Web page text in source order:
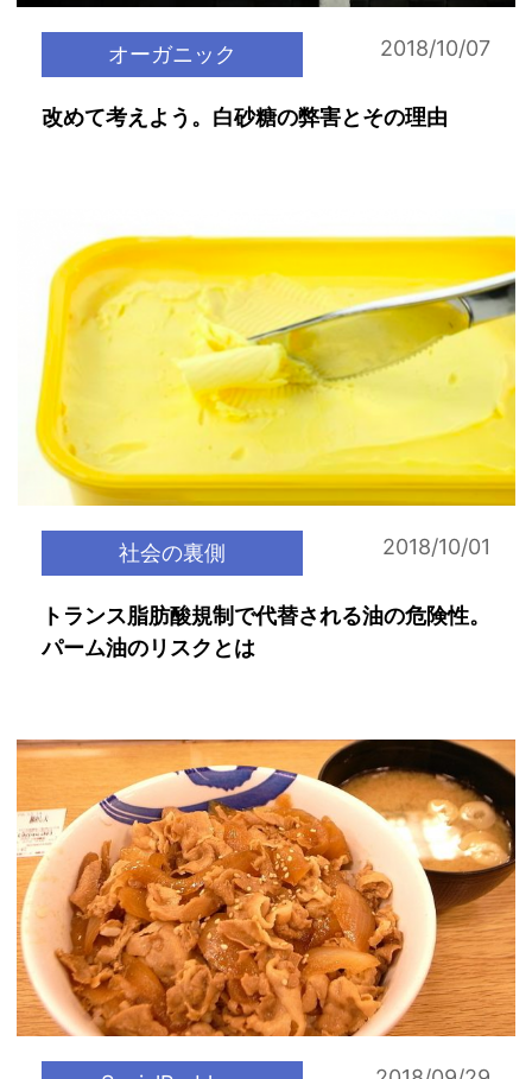
オーガニック 2018/10/07
改めて考えよう。白砂糖の弊害とその理由
社会の裏側 2018/10/01
トランス脂肪酸規制で代替される油の危険性。
パーム油のリスクとは